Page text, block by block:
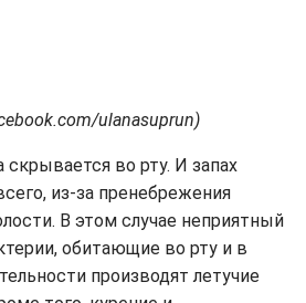
ulanasuprun)
во рту. И запах
из-за пренебрежения
В этом случае неприятный
обитающие во рту и в
производят летучие